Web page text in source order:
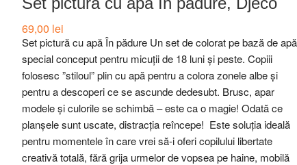
69,00 lei
Set pictură cu apă În pădure Un set de colorat pe bază de apă
special conceput pentru micuții de 18 luni și peste. Copiii
folosesc ”stiloul” plin cu apă pentru a colora zonele albe și
pentru a descoperi ce se ascunde dedesubt. Brusc, apar
modele și culorile se schimbă – este ca o magie! Odată ce
planșele sunt uscate, distracția reîncepe! Este soluția ideală
pentru momentele în care vrei să-i oferi copilului libertate
creativă totală, fără grija urmelor de vopsea pe haine, mobilă